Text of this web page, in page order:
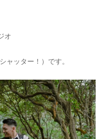
オ
ャッター！）です。